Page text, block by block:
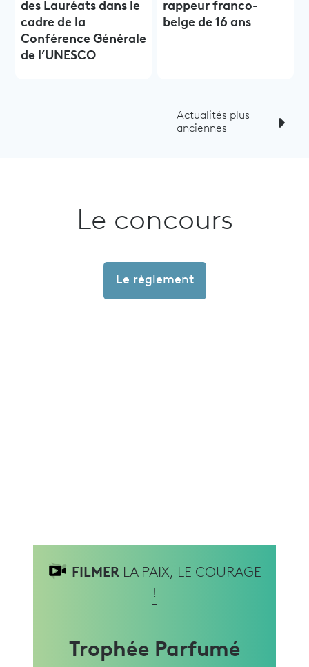
des Lauréats dans le
cadre de la
Conférence Générale
de l’UNESCO
rappeur franco-
belge de 16 ans
Actualités plus
anciennes
Le concours
Le règlement
FILMER LA PAIX, LE COURAGE
!
Trophée Parfumé